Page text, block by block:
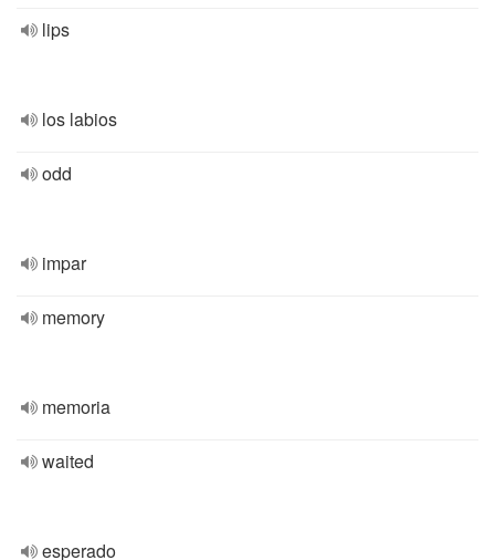
lips
los labios
odd
impar
memory
memoria
waited
esperado